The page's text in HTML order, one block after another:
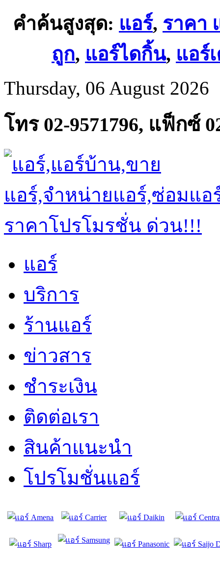
คำค้นสูงสุด: แอร์, ราคา
ถูก, แอร์ไดกิ้น, แอร์
Thursday, 06 August 2026
โทร 02-9571796, แฟ็กซ์
แอร์
บริการ
ร้านแอร์
ข่าวสาร
ชำระเงิน
ติดต่อเรา
สินค้าแนะนำ
โปรโมชั่นแอร์